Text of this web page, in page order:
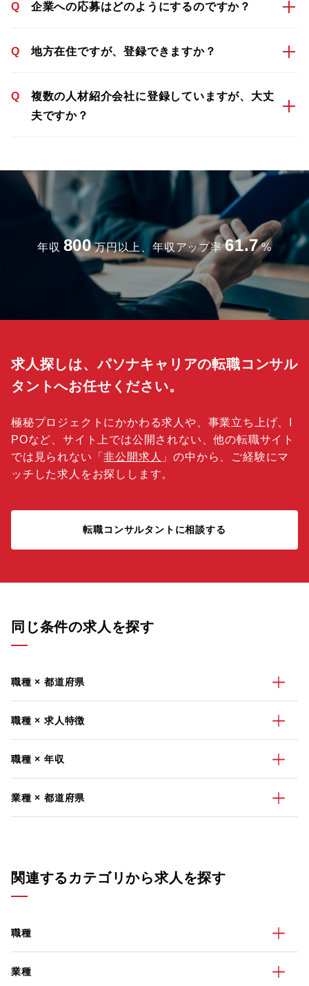
Q 企業への応募はどのようにするのですか？
Q 地方在住ですが、登録できますか？
Q
複数の人材紹介会社に登録していますが、大丈
夫ですか？
年収 800 万円以上、年収アップ率 61.7 %
求人探しは、パソナキャリアの転職コンサル
タントへお任せください。
極秘プロジェクトにかかわる求人や、事業立ち上げ、I
POなど、サイト上では公開されない、他の転職サイト
では見られない「非公開求人 」の中から、ご経験にマ
ッチした求人をお探しします。
転職コンサルタントに相談する
同じ条件の求人を探す
職種 × 都道府県
職種 × 求人特徴
職種 × 年収
業種 × 都道府県
関連するカテゴリから求人を探す
職種
業種